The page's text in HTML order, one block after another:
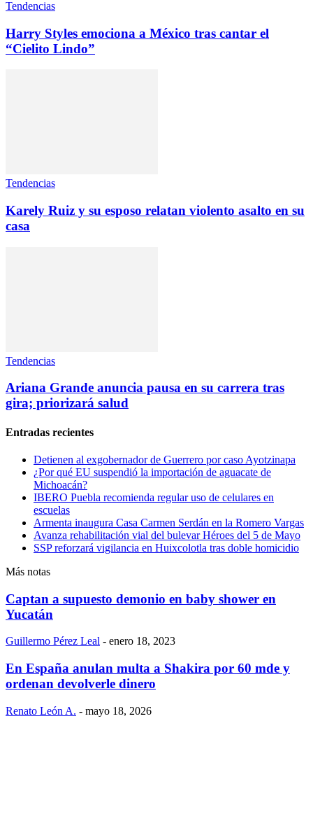
Tendencias
Harry Styles emociona a México tras cantar el
“Cielito Lindo”
Tendencias
Karely Ruiz y su esposo relatan violento asalto en su
casa
Tendencias
Ariana Grande anuncia pausa en su carrera tras
gira; priorizará salud
Entradas recientes
Detienen al exgobernador de Guerrero por caso Ayotzinapa
¿Por qué EU suspendió la importación de aguacate de
Michoacán?
IBERO Puebla recomienda regular uso de celulares en
escuelas
Armenta inaugura Casa Carmen Serdán en la Romero Vargas
Avanza rehabilitación vial del bulevar Héroes del 5 de Mayo
SSP reforzará vigilancia en Huixcolotla tras doble homicidio
Más notas
Captan a supuesto demonio en baby shower en
Yucatán
Guillermo Pérez Leal - enero 18, 2023
En España anulan multa a Shakira por 60 mde y
ordenan devolverle dinero
Renato León A. - mayo 18, 2026